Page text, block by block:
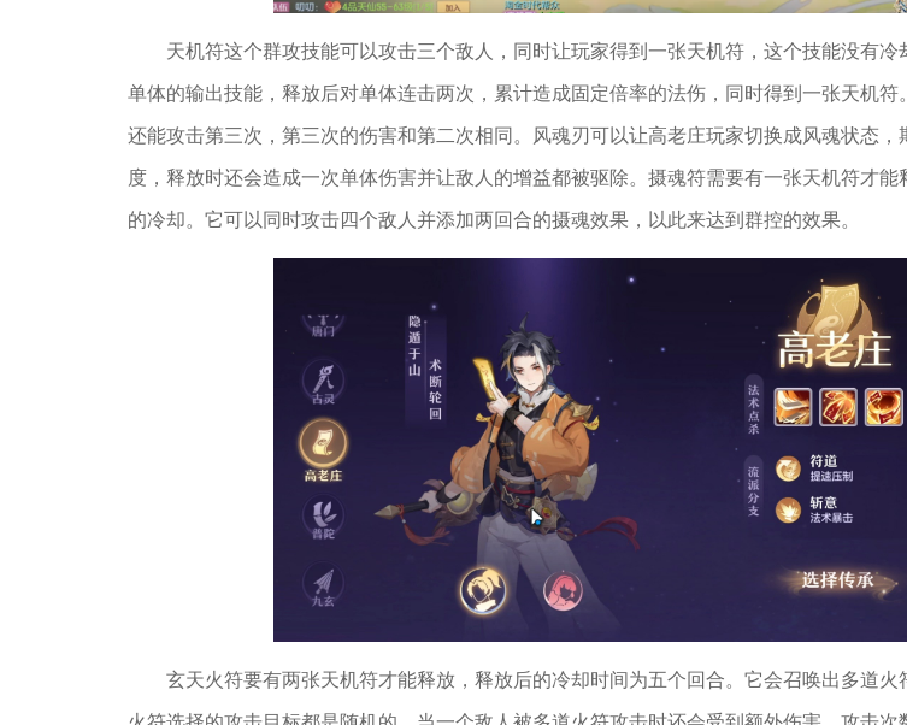
天机符这个群攻技能可以攻击三个敌人，同时让玩家得到一张天机符，这个技能没有冷
单体的输出技能，释放后对单体连击两次，累计造成固定倍率的法伤，同时得到一张天机符
还能攻击第三次，第三次的伤害和第二次相同。风魂刃可以让高老庄玩家切换成风魂状态，
度，释放时还会造成一次单体伤害并让敌人的增益都被驱除。摄魂符需要有一张天机符才能
的冷却。它可以同时攻击四个敌人并添加两回合的摄魂效果，以此来达到群控的效果。
玄天火符要有两张天机符才能释放，释放后的冷却时间为五个回合。它会召唤出多道火